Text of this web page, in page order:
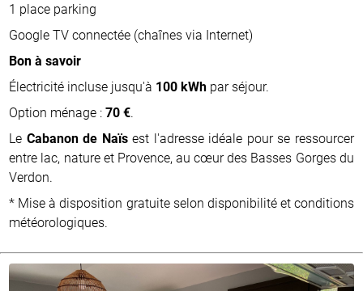
1 place parking
Google TV connectée (chaînes via Internet)
Bon à savoir
Électricité incluse jusqu'à 100 kWh par séjour.
Option ménage :70 €.
Le Cabanon de Naïsest l'adresse idéale pour se ressourcer
entre lac, nature et Provence, au cœur des Basses Gorges du
Verdon.
* Mise à disposition gratuite selon disponibilité et conditions
météorologiques.